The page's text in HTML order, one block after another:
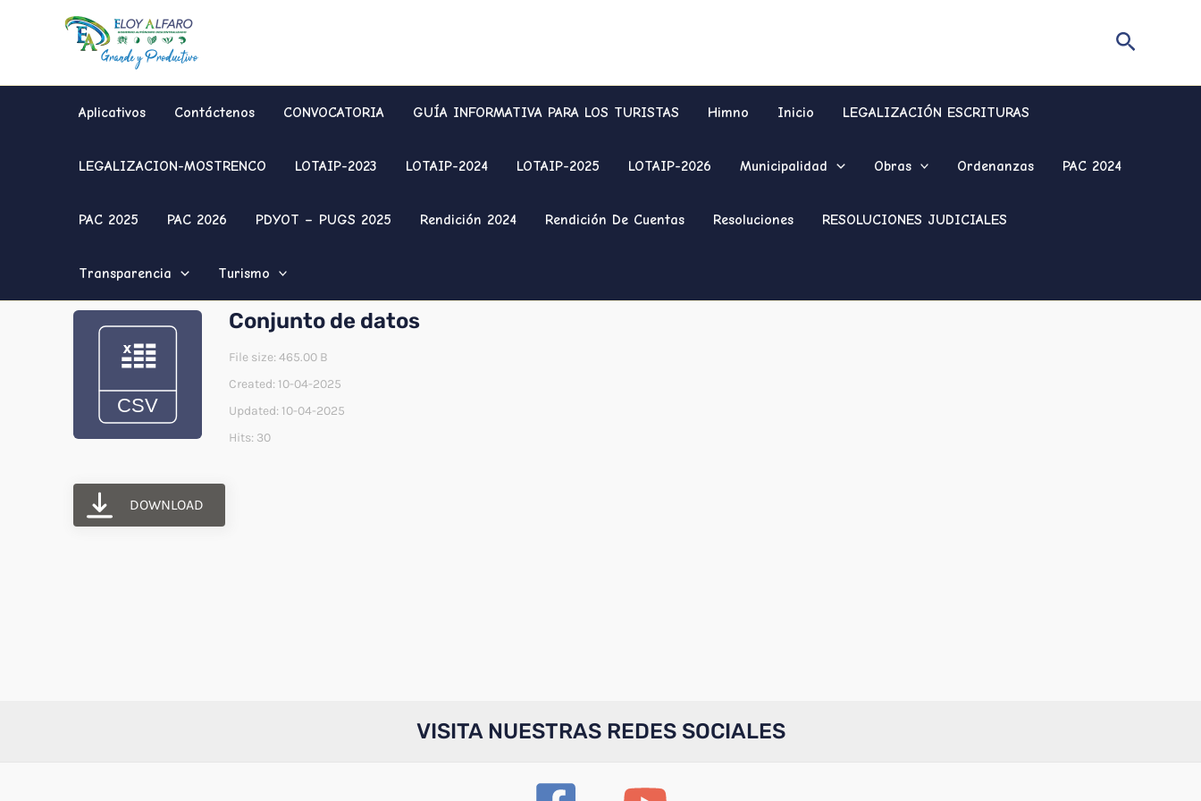
Buscar
Aplicativos Contáctenos CONVOCATORIA GUÍA INFORMATIVA PARA LOS TURISTAS Himno Inicio LEGALIZACIÓN ESCRITURAS
LEGALIZACION-MOSTRENCO LOTAIP-2023 LOTAIP-2024 LOTAIP-2025 LOTAIP-2026 Municipalidad Obras Ordenanzas PAC 2024
PAC 2025 PAC 2026 PDYOT – PUGS 2025 Rendición 2024 Rendición De Cuentas Resoluciones RESOLUCIONES JUDICIALES
Transparencia Turismo
Conjunto de datos
File size: 465.00 B
Created: 10-04-2025
Updated: 10-04-2025
Hits: 30
DOWNLOAD
VISITA NUESTRAS REDES SOCIALES